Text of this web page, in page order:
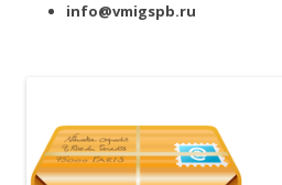
info@vmigspb.ru